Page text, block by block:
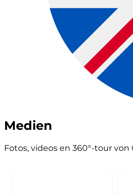
Medien
Fotos, videos en 360°-tour von